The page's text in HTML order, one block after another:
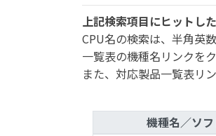
上記検索項目にヒットし
CPU名の検索は、半角英
一覧表の機種名リンクを
また、対応製品一覧表リ
機種名／ソ